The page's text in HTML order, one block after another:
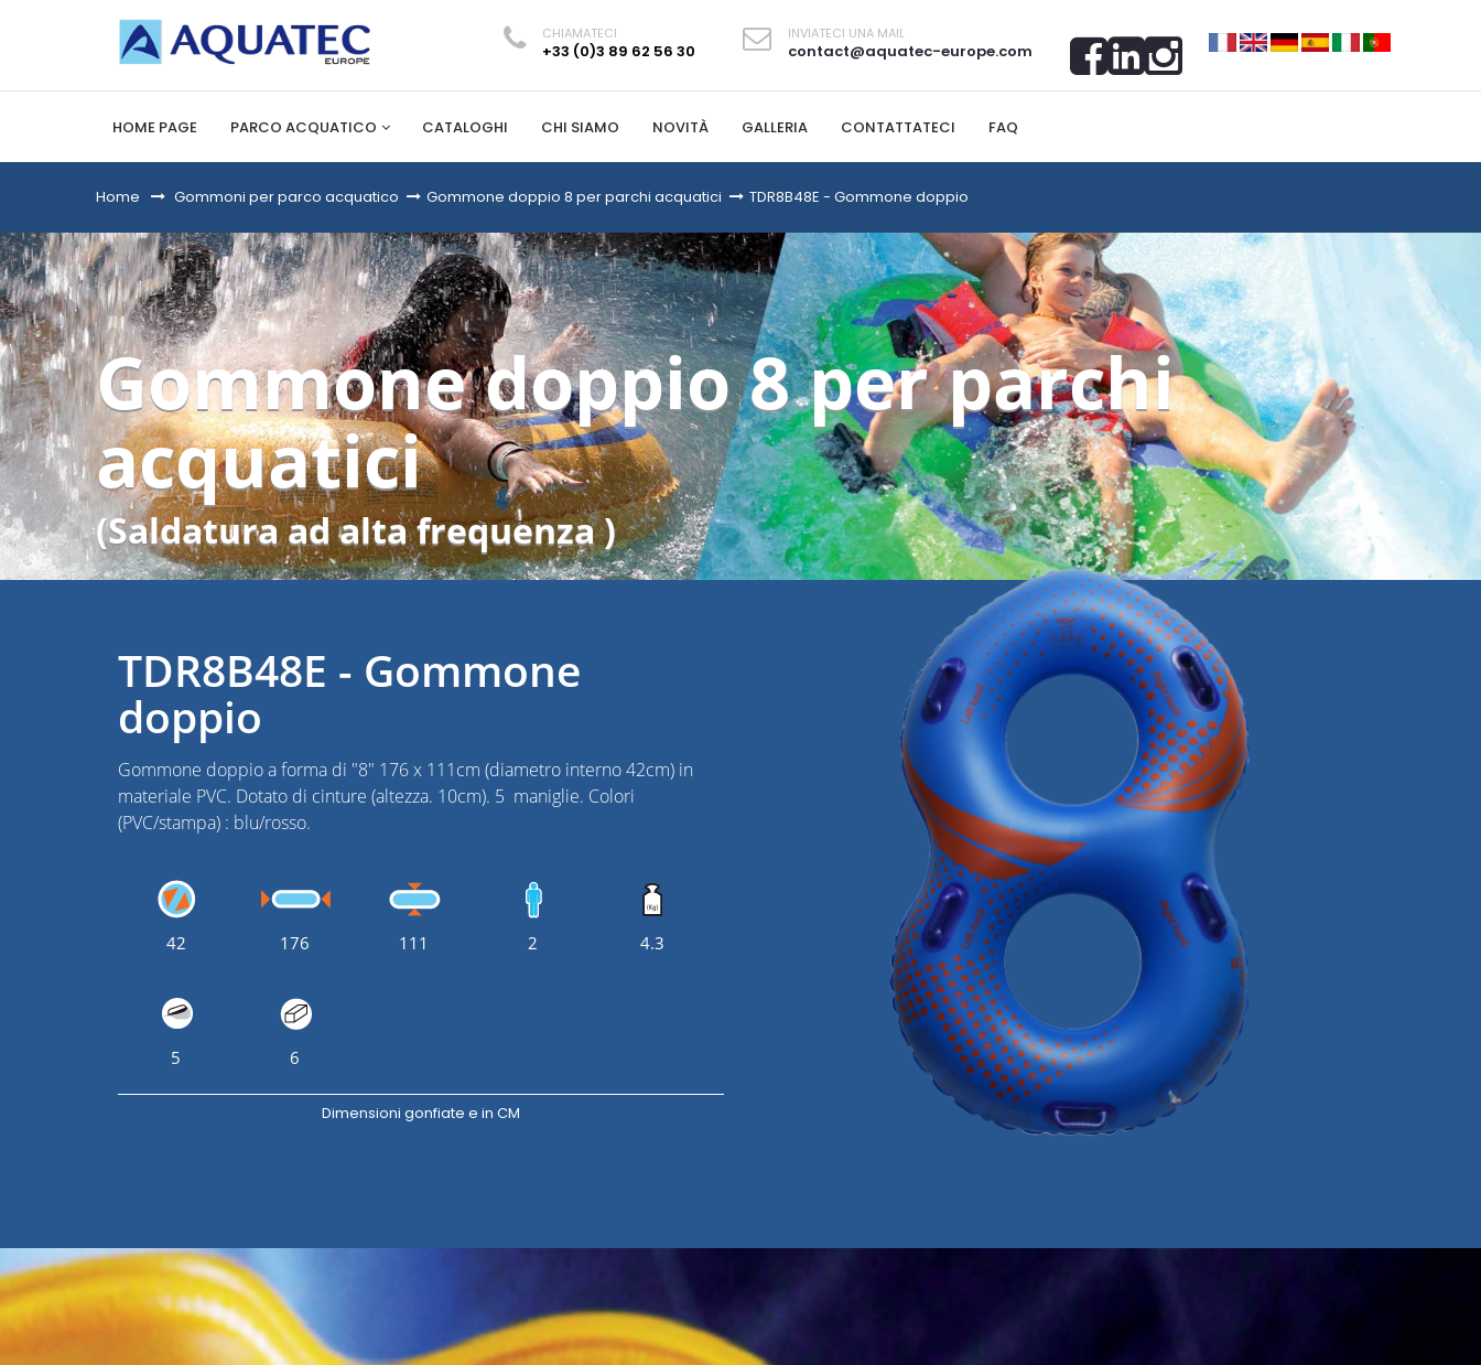
CHIAMATECI
+33 (0)3 89 62 56 30
INVIATECI UNA MAIL
contact@aquatec-europe.com
HOME PAGE PARCO ACQUATICO CATALOGHI CHI SIAMO NOVITÀ GALLERIA CONTATTATECI FAQ
Home &gt;Gommoni per parco acquatico > Gommone doppio 8 per parchi acquatici > TDR8B48E - Gommone doppio
Gommone doppio 8 per parchi
acquatici
(Saldatura ad alta frequenza )
TDR8B48E - Gommone
doppio
Gommone doppio a forma di "8" 176 x 111cm (diametro interno 42cm) in
materiale PVC. Dotato di cinture (altezza. 10cm). 5 maniglie. Colori
(PVC/stampa) : blu/rosso.
42 176 111 2 4.3
5 6
Dimensioni gonfiate e in CM